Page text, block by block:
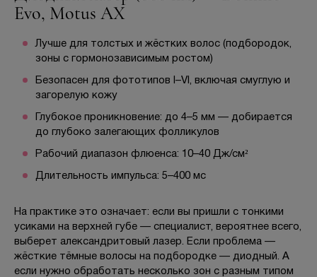
Evo, Motus AX
Лучше для толстых и жёстких волос (подбородок,
зоны с гормонозависимым ростом)
Безопасен для фототипов I–VI, включая смуглую и
загорелую кожу
Глубокое проникновение: до 4–5 мм — добирается
до глубоко залегающих фолликулов
Рабочий диапазон флюенса: 10–40 Дж/см²
Длительность импульса: 5–400 мс
На практике это означает: если вы пришли с тонкими
усиками на верхней губе — специалист, вероятнее всего,
выберет александритовый лазер. Если проблема —
жёсткие тёмные волосы на подбородке — диодный. А
если нужно обработать несколько зон с разным типом